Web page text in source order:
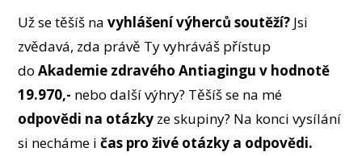
Už se těšíš navyhlášení výherců soutěží? Jsi
zvědavá, zda právě Ty vyhráváš přístup
doAkademie zdravého Antiagingu v hodnotě
19.970,- nebo další výhry? Těšíš se na mé
odpovědi na otázky ze skupiny? Na konci vysílání
si necháme ičas pro živé otázky a odpovědi.